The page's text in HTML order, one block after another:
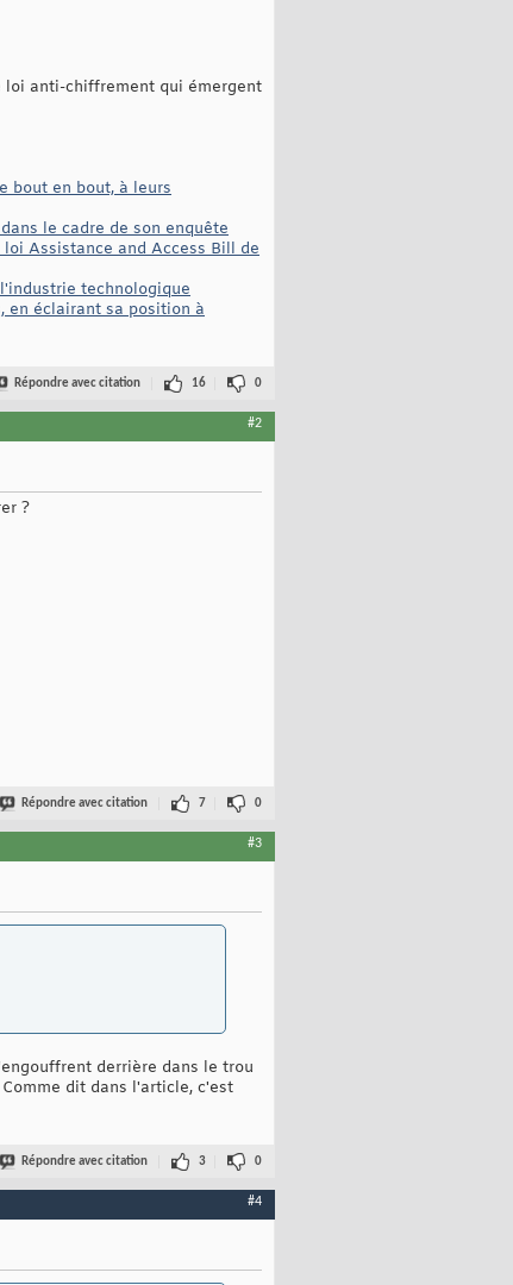
loi anti-chiffrement qui émergent
bout en bout, à leurs
le cadre de son enquête
Assistance and Access Bill de
technologique
en éclairant sa position à
Répondre avec citation 16 0
#2
?
Répondre avec citation 7 0
#3
derrière dans le trou
dit dans l'article, c'est
Répondre avec citation 3 0
#4